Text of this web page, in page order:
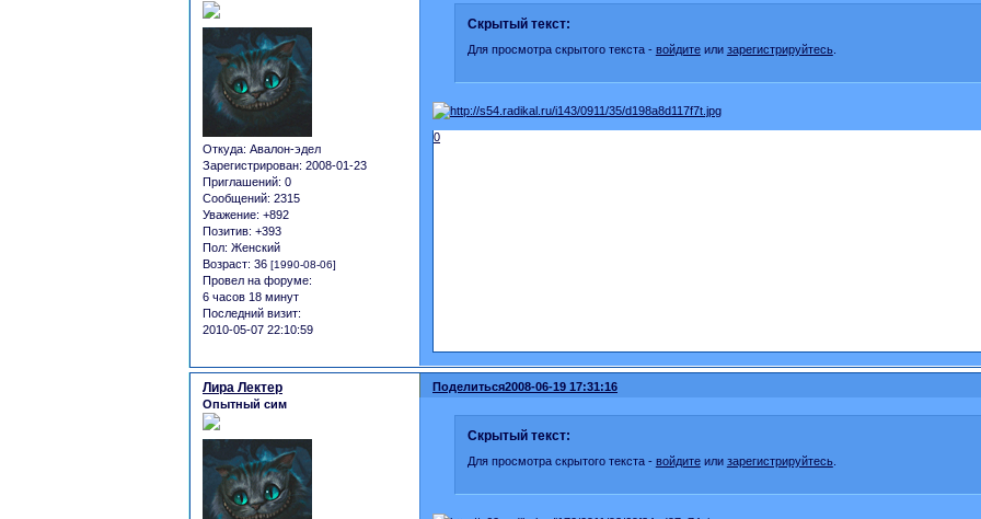
Откуда: Авалон-эдел
Зарегистрирован: 2008-01-23
Приглашений: 0
Сообщений: 2315
Уважение: +892
Позитив: +393
Пол: Женский
Возраст: 36 [1990-08-06]
Провел на форуме:
6 часов 18 минут
Последний визит:
2010-05-07 22:10:59
Скрытый текст:
Для просмотра скрытого текста - войдитеили зарегистрируйтесь.
0
Поделиться2008-06-19 17:31:16
Лира Лектер
Опытный сим
Скрытый текст:
Для просмотра скрытого текста - войдитеили зарегистрируйтесь.